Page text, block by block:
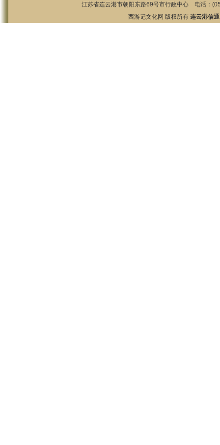
江苏省连云港市朝阳东路69号市行政中心 电话：
西游记文化网 版权所有 连云港信